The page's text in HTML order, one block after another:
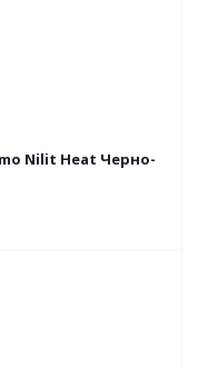
Nilit Heat Черно-